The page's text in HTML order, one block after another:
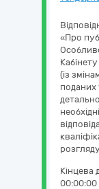
«Про
(із
Кінцева
00:00:00